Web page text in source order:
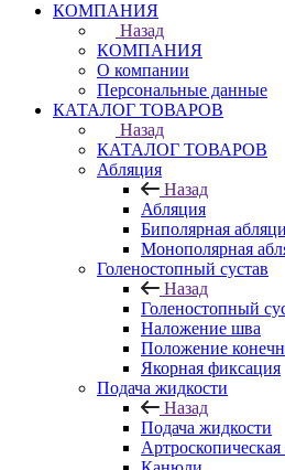
КОМПАНИЯ
Назад
КОМПАНИЯ
О компании
Персональные данные
КАТАЛОГ ТОВАРОВ
Назад
КАТАЛОГ ТОВАРОВ
Абляция
Назад
Абляция
Биполярная
Монополярная
Голеностопный сустав
Назад
Голеностопный
Наложение шва
Положение
Якорная фиксация
Подача жидкости
Назад
Подача жидкости